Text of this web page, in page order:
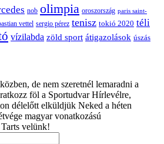
nob olimpia oroszország paris saint-
vettel sergio pérez tenisz tokió 2020 téli
vízilabda zöld sport átigazolások úszás
de nem szeretnél lemaradni a
föl a Sportudvar Hírlevélre,
délelőtt elküldjük Neked a héten
magyar vonatkozású
velünk!